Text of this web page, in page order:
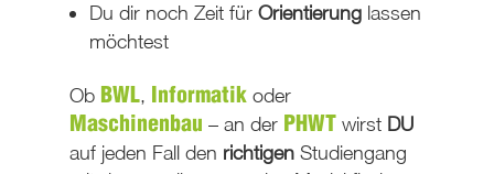
Du dir noch Zeit für Orientierunglassen
möchtest
Ob BWL, Informatikoder
Maschinenbau – an der PHWTwirst DU
auf jeden Fall den richtigenStudiengang